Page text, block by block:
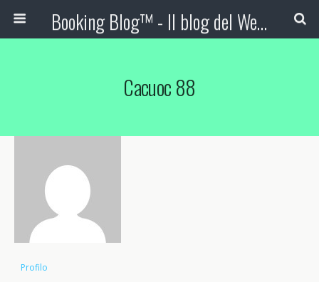
Booking Blog™ - Il blog del Web Marketing Turistico
Cacuoc 88
Profilo